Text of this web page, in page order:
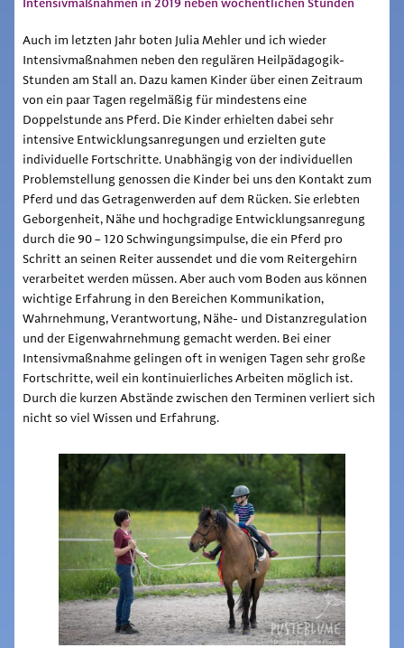
Auch im letzten Jahr boten Julia Mehler und ich wieder
Intensivmaßnahmen neben den regulären Heilpädagogik-
Stunden am Stall an. Dazu kamen Kinder über einen Zeitraum
von ein paar Tagen regelmäßig für mindestens eine
Doppelstunde ans Pferd. Die Kinder erhielten dabei sehr
intensive Entwicklungsanregungen und erzielten gute
individuelle Fortschritte. Unabhängig von der individuellen
Problemstellung genossen die Kinder bei uns den Kontakt zum
Pferd und das Getragenwerden auf dem Rücken. Sie erlebten
Geborgenheit, Nähe und hochgradige Entwicklungsanregung
durch die 90 – 120 Schwingungsimpulse, die ein Pferd pro
Schritt an seinen Reiter aussendet und die vom Reitergehirn
verarbeitet werden müssen. Aber auch vom Boden aus können
wichtige Erfahrung in den Bereichen Kommunikation,
Wahrnehmung, Verantwortung, Nähe- und Distanzregulation
und der Eigenwahrnehmung gemacht werden. Bei einer
Intensivmaßnahme gelingen oft in wenigen Tagen sehr große
Fortschritte, weil ein kontinuierliches Arbeiten möglich ist.
Durch die kurzen Abstände zwischen den Terminen verliert sich
nicht so viel Wissen und Erfahrung.